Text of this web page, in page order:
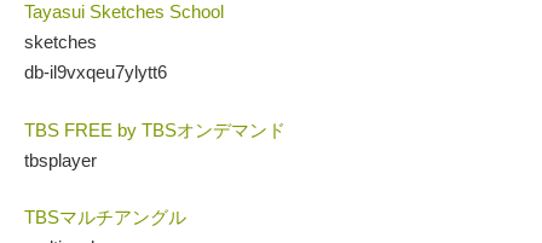
Tayasui Sketches School
sketches
db-il9vxqeu7ylytt6
TBS FREE by TBSオンデマンド
tbsplayer
TBSマルチアングル